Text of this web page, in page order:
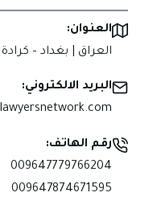
العنوان:
العراق | بغداد –
البريد الالكتروني:
رقم الهاتف:
009647779766204
009647874671595